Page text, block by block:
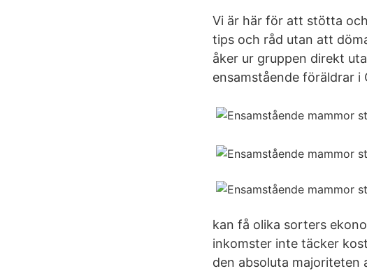
Vi är här för att stötta
tips och råd utan att
åker ur gruppen direkt
ensamstående föräldrar i
kan få olika sorters
inkomster inte täcker
den absoluta majoriteten